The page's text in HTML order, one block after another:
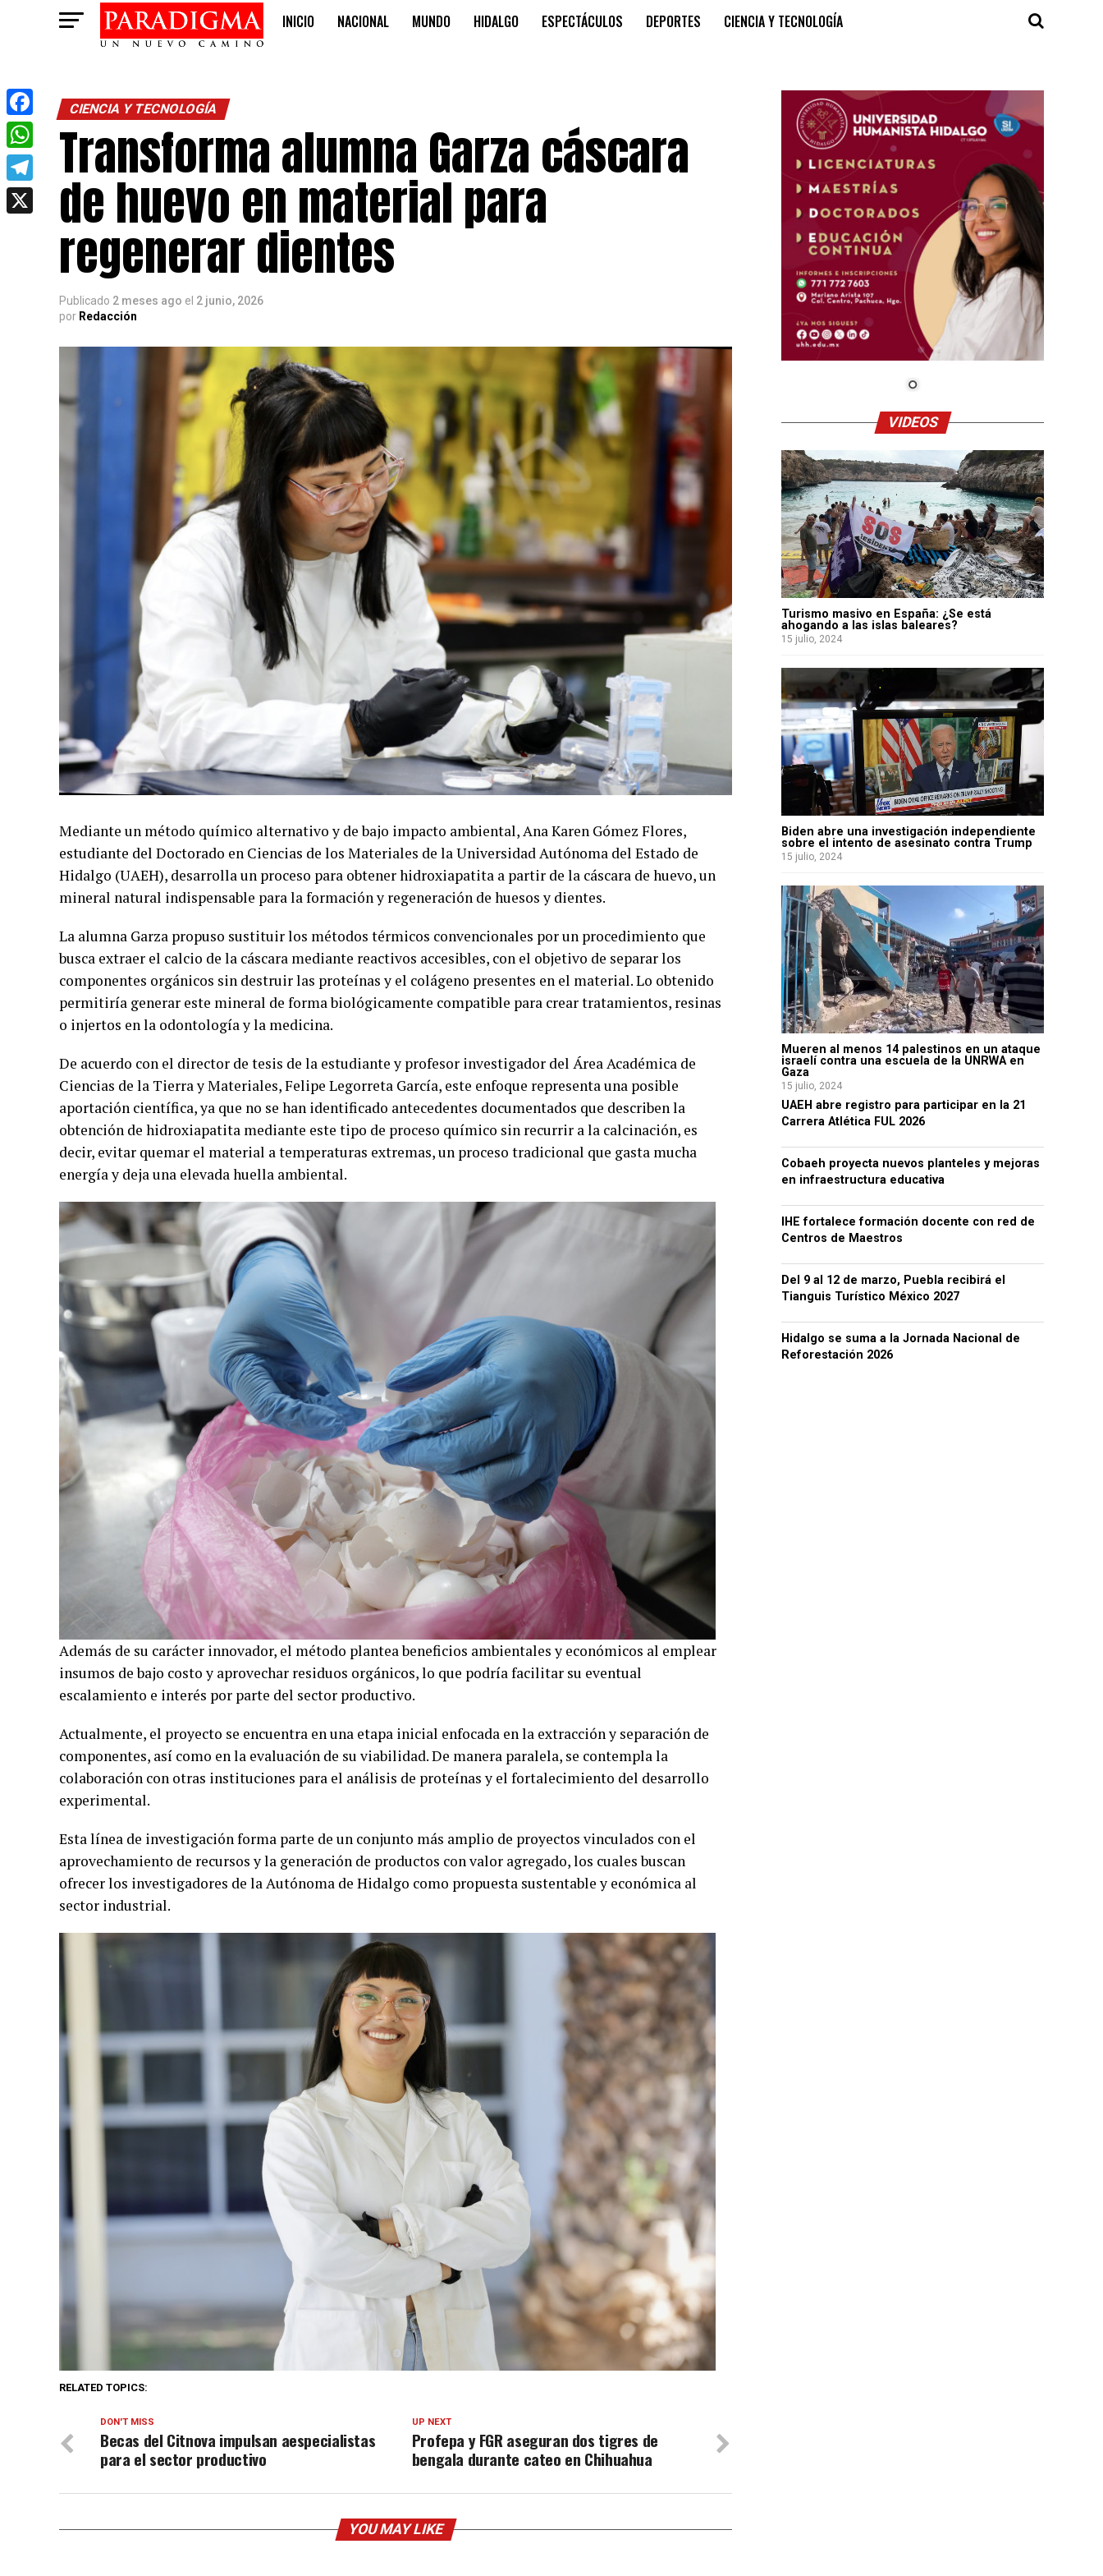
INICIO NACIONAL MUNDO HIDALGO ESPECTÁCULOS DEPORTES CIENCIA Y TECNOLOGÍA
CIENCIA Y TECNOLOGÍA
Transforma alumna Garza cáscara
de huevo en material para
regenerar dientes
Publicado 2 meses ago el 2 junio, 2026
por Redacción
Mediante un método químico alternativo y de bajo impacto ambiental, Ana Karen Gómez Flores,
estudiante del Doctorado en Ciencias de los Materiales de la Universidad Autónoma del Estado de
Hidalgo (UAEH), desarrolla un proceso para obtener hidroxiapatita a partir de la cáscara de huevo, un
mineral natural indispensable para la formación y regeneración de huesos y dientes.
La alumna Garza propuso sustituir los métodos térmicos convencionales por un procedimiento que
busca extraer el calcio de la cáscara mediante reactivos accesibles, con el objetivo de separar los
componentes orgánicos sin destruir las proteínas y el colágeno presentes en el material. Lo obtenido
permitiría generar este mineral de forma biológicamente compatible para crear tratamientos, resinas
o injertos en la odontología y la medicina.
De acuerdo con el director de tesis de la estudiante y profesor investigador del Área Académica de
Ciencias de la Tierra y Materiales, Felipe Legorreta García, este enfoque representa una posible
aportación científica, ya que no se han identificado antecedentes documentados que describen la
obtención de hidroxiapatita mediante este tipo de proceso químico sin recurrir a la calcinación, es
decir, evitar quemar el material a temperaturas extremas, un proceso tradicional que gasta mucha
energía y deja una elevada huella ambiental.
Además de su carácter innovador, el método plantea beneficios ambientales y económicos al emplear
insumos de bajo costo y aprovechar residuos orgánicos, lo que podría facilitar su eventual
escalamiento e interés por parte del sector productivo.
Actualmente, el proyecto se encuentra en una etapa inicial enfocada en la extracción y separación de
componentes, así como en la evaluación de su viabilidad. De manera paralela, se contempla la
colaboración con otras instituciones para el análisis de proteínas y el fortalecimiento del desarrollo
experimental.
Esta línea de investigación forma parte de un conjunto más amplio de proyectos vinculados con el
aprovechamiento de recursos y la generación de productos con valor agregado, los cuales buscan
ofrecer los investigadores de la Autónoma de Hidalgo como propuesta sustentable y económica al
sector industrial.
RELATED TOPICS:
UP NEXT
Profepa y FGR aseguran dos tigres de
bengala durante cateo en Chihuahua
DON'T MISS
Becas del Citnova impulsan aespecialistas
para el sector productivo
YOU MAY LIKE
VIDEOS
Turismo masivo en España: ¿Se está
ahogando a las islas baleares?
15 julio, 2024
Biden abre una investigación independiente
sobre el intento de asesinato contra Trump
15 julio, 2024
Mueren al menos 14 palestinos en un ataque
israelí contra una escuela de la UNRWA en
Gaza
15 julio, 2024
UAEH abre registro para participar en la 21
Carrera Atlética FUL 2026
Cobaeh proyecta nuevos planteles y mejoras
en infraestructura educativa
IHE fortalece formación docente con red de
Centros de Maestros
Del 9 al 12 de marzo, Puebla recibirá el
Tianguis Turístico México 2027
Hidalgo se suma a la Jornada Nacional de
Reforestación 2026
Facebook
WhatsApp
Telegram